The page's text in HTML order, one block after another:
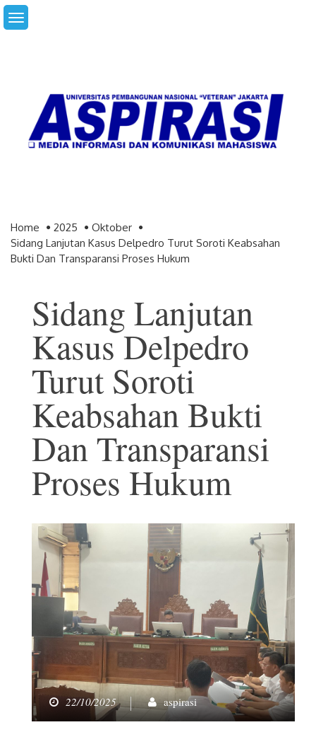
Skip
to
Home 2025
Oktober
Sidang Lanjutan Kasus Delpedro Turut Soroti Keabsahan
Bukti Dan Transparansi Proses Hukum
Sidang Lanjutan
Kasus Delpedro
Turut Soroti
Keabsahan Bukti
Dan Transparansi
Proses Hukum
22/10/2025 aspirasi